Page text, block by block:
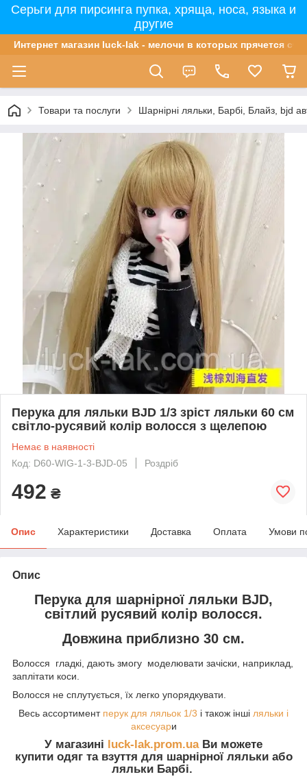
Серьги для пирсинга пупка, хряща, носа, языка и
другие
Интернет магазин luck-lak - мелочи в которых прячется
Товари та послуги Шарнірні ляльки, Барбі, Блайз, bjd
Перука для ляльки BJD 1/3 зріст ляльки 60 см
світло-русявий колір волосся з щелепою
Немає в наявності
Код: D60-WIG-1-3-BJD-05
Роздріб
492 ₴
Опис Характеристики Доставка Оплата Умови
Опис
Перука для шарнірної ляльки BJD,
світлий русявий колір волосся.
Довжина приблизно 30 см.
Волосся гладкі, дають змогу моделювати зачіски, наприклад,
заплітати коси.
Волосся не сплутується, їх легко упорядкувати.
Весь ассортимент перук для ляльок 1/3 і також інші ляльки і
аксесуари
У магазині luck-lak.prom.uaВи можете
купити одяг та взуття для шарнірної ляльки або
ляльки Барбі.